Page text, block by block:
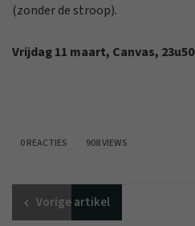
(zonder de stroop).
Vrijdag 11 maart, Canvas, 23u50
0 REACTIES 908 VIEWS
Vorigeartikel